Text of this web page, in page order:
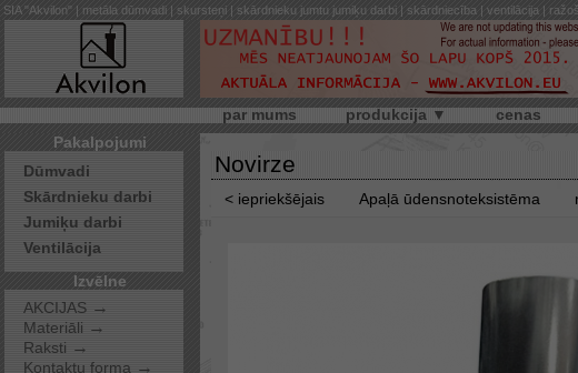
SIA "Akvilon" | metāla dūmvadi | skursteņi | skārdnieku jumtu jumiķu darbi | skārdniecība | ventilācija |
par mums produkcija ▼ cenas
Pakalpojumi
Dūmvadi
Skārdnieku darbi
Jumiķu darbi
Ventilācija
Izvēlne
AKCIJAS →
Materiāli →
Raksti →
Kontaktu forma →
Novirze
< iepriekšējais Apaļā ūdensnoteksistēma